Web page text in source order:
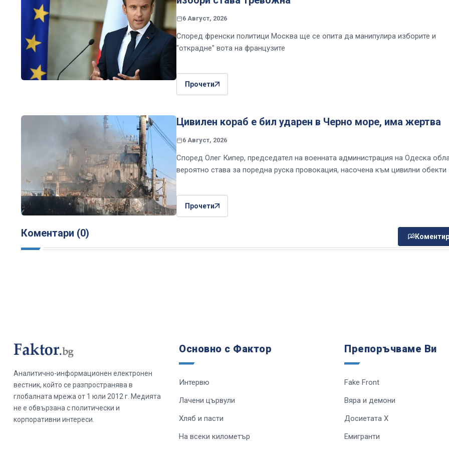
6 Август, 2026
Според френски политици Москва ще се опита да манипулира изборите и
"открадне" вота на французите
Прочети
Цивилен кораб е бил ударен в Черно море, има жертва
6 Август, 2026
Според Олег Кипер, председател на военната администрация на Одеска
вероятно става за поредна руска провокация, насочена към цивилни обекти
Прочети
Коментари (0)
Аналитично-информационен електронен
вестник, който се разпространява в
глобалната мрежа от 1 юли 2012 г. Медията
не е обвързана с политически и
корпоративни интереси.
Основно с Фактор
Интервю
Лачени цървули
Хляб и пасти
На всеки километър
Препоръчваме Ви
Fake Front
Вяра и демони
Досиетата Х
Емигранти